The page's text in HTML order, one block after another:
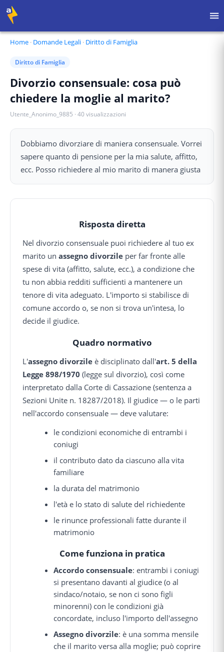
Home · Domande Legali · Diritto di Famiglia
Diritto di Famiglia
Divorzio consensuale: cosa può
chiedere la moglie al marito?
Utente_Anonimo_9885 · 40visualizzazioni
Dobbiamo divorziare di maniera consensuale. Vorrei
sapere quanto di pensione per la mia salute, affitto,
ecc. Posso richiedere al mio marito di manera giusta
Risposta diretta
Nel divorzio consensuale puoi richiedere al tuo ex
marito un assegno divorzile per far fronte alle
spese di vita (affitto, salute, ecc.), a condizione che
tu non abbia redditi sufficienti a mantenere un
tenore di vita adeguato. L'importo si stabilisce di
comune accordo o, se non si trova un'intesa, lo
decide il giudice.
Quadro normativo
L'assegno divorzile è disciplinato dall'art. 5 della
Legge 898/1970 (legge sul divorzio), così come
interpretato dalla Corte di Cassazione (sentenza a
Sezioni Unite n. 18287/2018). Il giudice — o le parti
nell'accordo consensuale — deve valutare:
le condizioni economiche di entrambi i
coniugi
il contributo dato da ciascuno alla vita
familiare
la durata del matrimonio
l'età e lo stato di salute del richiedente
le rinunce professionali fatte durante il
matrimonio
Come funziona in pratica
Accordo consensuale: entrambi i coniugi
si presentano davanti al giudice (o al
sindaco/notaio, se non ci sono figli
minorenni) con le condizioni già
concordate, incluso l'importo dell'assegno
Assegno divorzile: è una somma mensile
che il marito versa alla moglie; può coprire